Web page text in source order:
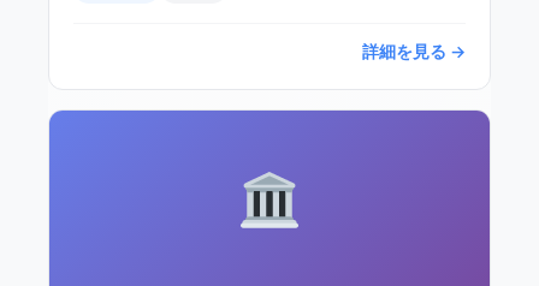
詳細を見る →